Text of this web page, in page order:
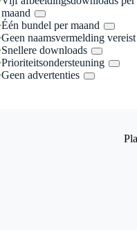
maand
Één bundel per maand
Geen naamsvermelding vereist
Snellere downloads
Prioriteitsondersteuning
Geen advertenties